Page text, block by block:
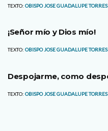
TEXTO: OBISPO JOSE GUADALUPE TORRES
¡Señor mío y Dios mío!
TEXTO: OBISPO JOSE GUADALUPE TORRES
Despojarme, como
TEXTO: OBISPO JOSE GUADALUPE TORRES